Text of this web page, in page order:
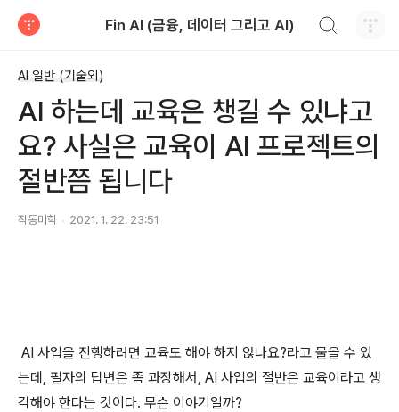
Fin AI (금융, 데이터 그리고 AI)
AI 일반 (기술외)
AI 하는데 교육은 챙길 수 있냐고
요? 사실은 교육이 AI 프로젝트의
절반쯤 됩니다
작동미학 2021. 1. 22. 23:51
AI 사업을 진행하려면 교육도 해야 하지 않나요?라고 물을 수 있
는데, 필자의 답변은 좀 과장해서, AI 사업의 절반은 교육이라고 생
각해야 한다는 것이다. 무슨 이야기일까?